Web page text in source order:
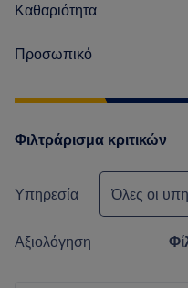
Καθαριότητα
Προσωπικό
Φιλτράρισμα κριτικών
Υπηρεσία Όλες οι
Αξιολόγηση